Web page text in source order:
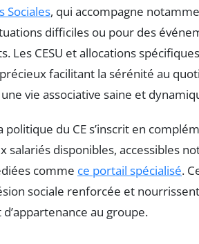
Sociales, qui accompagne
difficiles ou pour des
Les CESU et allocations
facilitant la sérénité au
vie associative saine et
politique du CE s’inscrit en
salariés disponibles, accessibles
comme ce portail spécialisé.
sociale renforcée et
au groupe.